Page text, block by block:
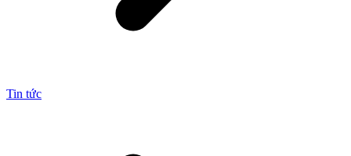
Tin tức